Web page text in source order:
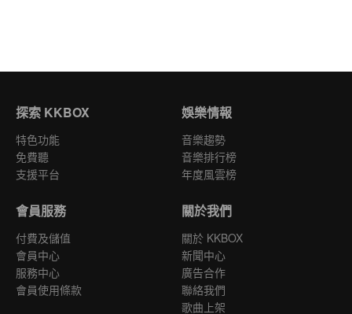
探索 KKBOX
特色功能
免費聽
支援平台
娛樂情報
音樂趨勢
音樂排行榜
年度風雲榜
會員服務
付費及儲值
會員中心
服務中心
會員使用條款
關於我們
關於 KKBOX
新聞中心
廣告合作
聯絡我們
歌曲上架